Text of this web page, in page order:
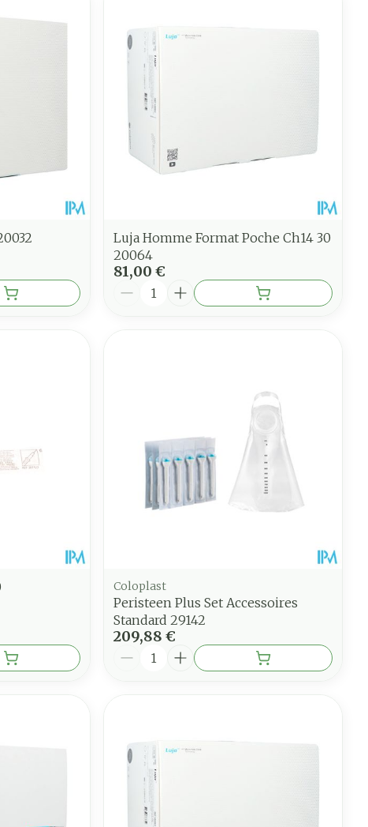
Luja Homme Format Poche Ch14 30
20064
81,00 €
Quantité
Coloplast
Peristeen Plus Set Accessoires
Standard 29142
209,88 €
Quantité